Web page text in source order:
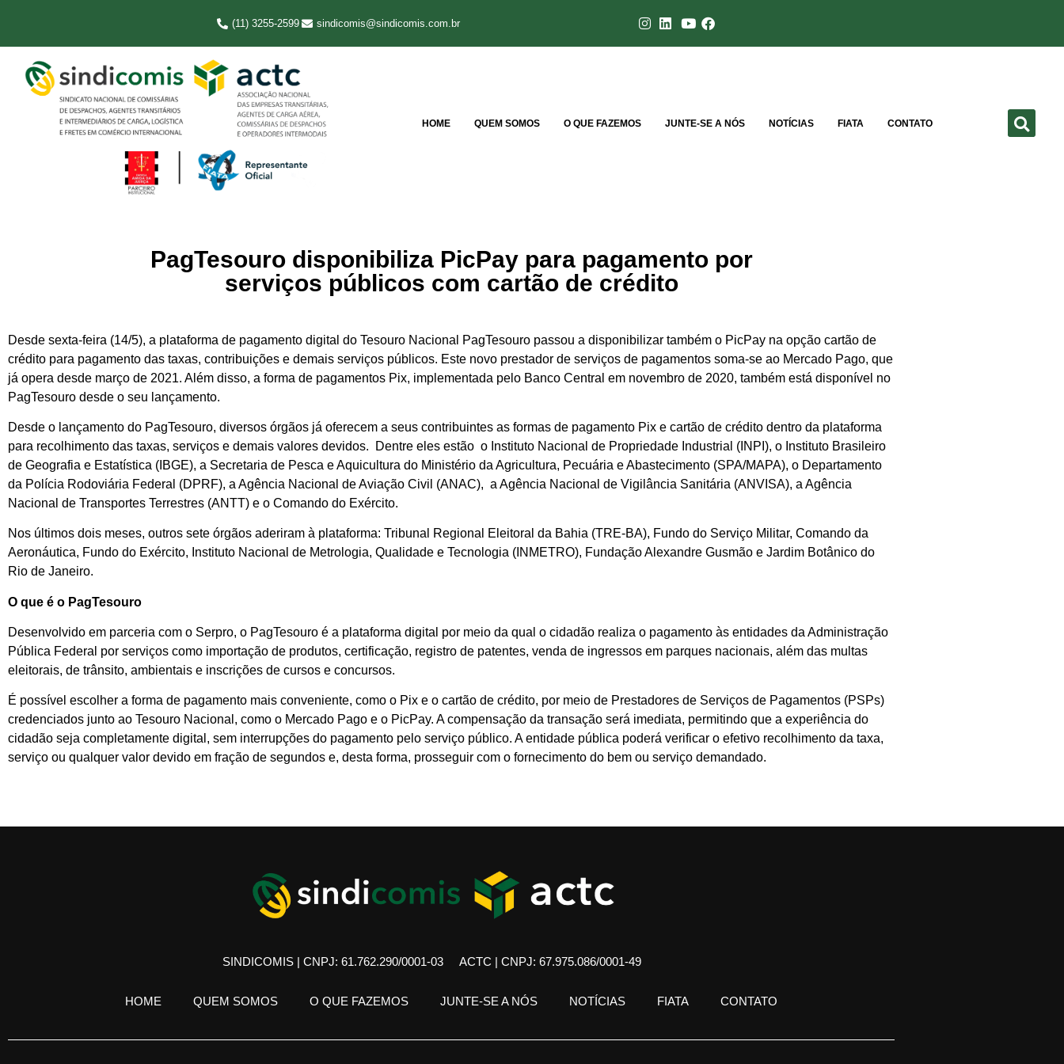
(11) 3255-2599 sindicomis@sindicomis.com.br
HOME QUEM SOMOS O QUE FAZEMOS JUNTE-SE A NÓS NOTÍCIAS FIATA CONTATO
PagTesouro disponibiliza PicPay para pagamento por
serviços públicos com cartão de crédito
Desde sexta-feira (14/5), a plataforma de pagamento digital do Tesouro Nacional PagTesouro passou a disponibilizar também o PicPay na opção cartão de
crédito para pagamento das taxas, contribuições e demais serviços públicos. Este novo prestador de serviços de pagamentos soma-se ao Mercado Pago, que
já opera desde março de 2021. Além disso, a forma de pagamentos Pix, implementada pelo Banco Central em novembro de 2020, também está disponível no
PagTesouro desde o seu lançamento.
Desde o lançamento do PagTesouro, diversos órgãos já oferecem a seus contribuintes as formas de pagamento Pix e cartão de crédito dentro da plataforma
para recolhimento das taxas, serviços e demais valores devidos. Dentre eles estão o Instituto Nacional de Propriedade Industrial (INPI), o Instituto Brasileiro
de Geografia e Estatística (IBGE), a Secretaria de Pesca e Aquicultura do Ministério da Agricultura, Pecuária e Abastecimento (SPA/MAPA), o Departamento
da Polícia Rodoviária Federal (DPRF), a Agência Nacional de Aviação Civil (ANAC), a Agência Nacional de Vigilância Sanitária (ANVISA), a Agência
Nacional de Transportes Terrestres (ANTT) e o Comando do Exército.
Nos últimos dois meses, outros sete órgãos aderiram à plataforma: Tribunal Regional Eleitoral da Bahia (TRE-BA), Fundo do Serviço Militar, Comando da
Aeronáutica, Fundo do Exército, Instituto Nacional de Metrologia, Qualidade e Tecnologia (INMETRO), Fundação Alexandre Gusmão e Jardim Botânico do
Rio de Janeiro.
O que é o PagTesouro
Desenvolvido em parceria com o Serpro, o PagTesouro é a plataforma digital por meio da qual o cidadão realiza o pagamento às entidades da Administração
Pública Federal por serviços como importação de produtos, certificação, registro de patentes, venda de ingressos em parques nacionais, além das multas
eleitorais, de trânsito, ambientais e inscrições de cursos e concursos.
É possível escolher a forma de pagamento mais conveniente, como o Pix e o cartão de crédito, por meio de Prestadores de Serviços de Pagamentos (PSPs)
credenciados junto ao Tesouro Nacional, como o Mercado Pago e o PicPay. A compensação da transação será imediata, permitindo que a experiência do
cidadão seja completamente digital, sem interrupções do pagamento pelo serviço público. A entidade pública poderá verificar o efetivo recolhimento da taxa,
serviço ou qualquer valor devido em fração de segundos e, desta forma, prosseguir com o fornecimento do bem ou serviço demandado.
SINDICOMIS | CNPJ: 61.762.290/0001-03 ACTC | CNPJ: 67.975.086/0001-49
HOME QUEM SOMOS O QUE FAZEMOS JUNTE-SE A NÓS NOTÍCIAS FIATA CONTATO